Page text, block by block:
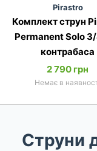
Pirastro
Комплект струн
Permanent Solo
контрабаса
2 790 грн
Немає в
Струни